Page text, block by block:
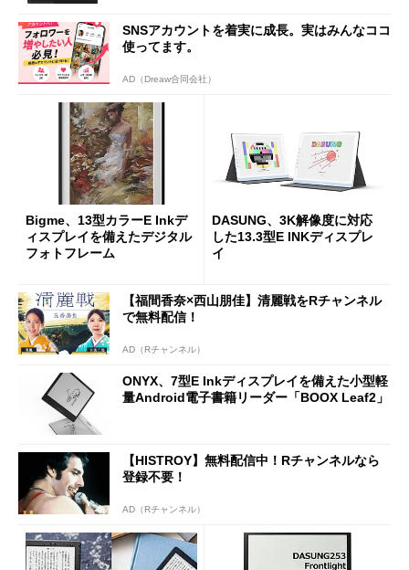
SNSアカウントを着実に成長。実はみんなココ
使ってます。
AD（Dreaw合同会社）
Bigme、13型カラーE Inkデ
ィスプレイを備えたデジタル
フォトフレーム
DASUNG、3K解像度に対応
した13.3型E INKディスプレ
イ
【福間香奈×西山朋佳】清麗戦をRチャンネル
で無料配信！
AD（Rチャンネル）
ONYX、7型E Inkディスプレイを備えた小型軽
量Android電子書籍リーダー「BOOX Leaf2」
【HISTROY】無料配信中！Rチャンネルなら
登録不要！
AD（Rチャンネル）